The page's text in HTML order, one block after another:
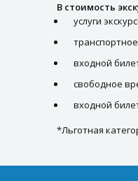
В стоимость
услуги
входной
свободное
входной
*Льготная